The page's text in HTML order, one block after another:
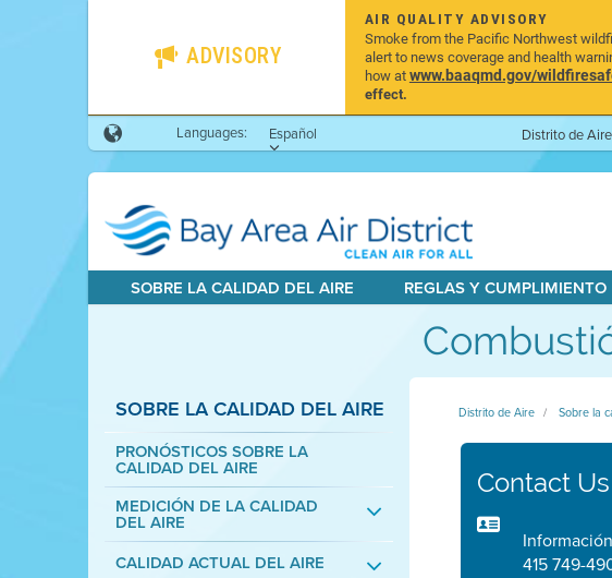
ADVISORY
AIR QUALITY ADVISORY
Smoke from the Pacific Northwest
alert to news coverage and health
how atwww.baaqmd.gov/
effect.
Languages: Español Distrito de Aire
SOBRE LA CALIDAD DEL AIRE REGLAS Y CUMPLIMIENTO
SOBRE LA CALIDAD DEL AIRE
PRONÓSTICOS SOBRE LA
CALIDAD DEL AIRE
MEDICIÓN DE LA CALIDAD
DEL AIRE
CALIDAD ACTUAL DEL AIRE
Distrito de Aire Sobre la
Contact Us
415 749-